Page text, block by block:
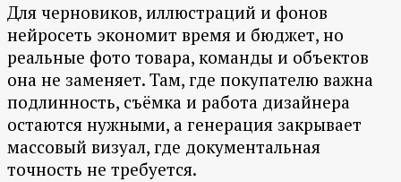
Для черновиков, иллюстраций и фонов
нейросеть экономит время и бюджет, но
реальные фото товара, команды и объектов
она не заменяет. Там, где покупателю важна
подлинность, съёмка и работа дизайнера
остаются нужными, а генерация закрывает
массовый визуал, где документальная
точность не требуется.